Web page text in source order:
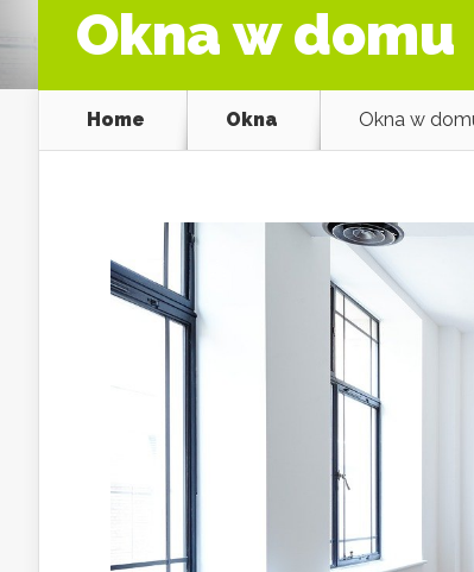
Okna w domu
Home Okna Okna w